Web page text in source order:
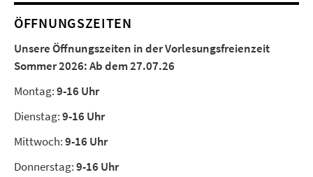
ÖFFNUNGSZEITEN
Unsere Öffnungszeiten in der Vorlesungsfreienzeit
Sommer 2026:Ab dem 27.07.26
Montag:9-16 Uhr
Dienstag:9-16 Uhr
Mittwoch:9-16 Uhr
Donnerstag:9-16 Uhr